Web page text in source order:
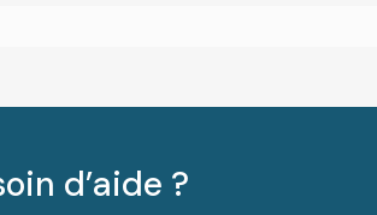
d’aide ?